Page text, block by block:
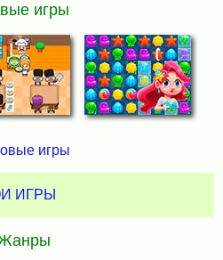
игры
игры
ИГРЫ